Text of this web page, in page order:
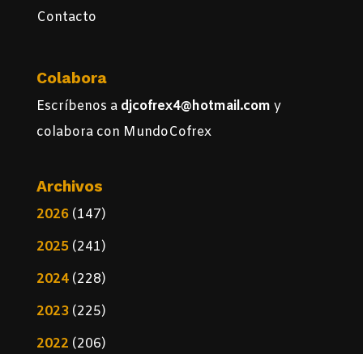
Contacto
Colabora
Escríbenos a djcofrex4@hotmail.com y
colabora con MundoCofrex
Archivos
2026(147)
2025(241)
2024(228)
2023(225)
2022 (206)